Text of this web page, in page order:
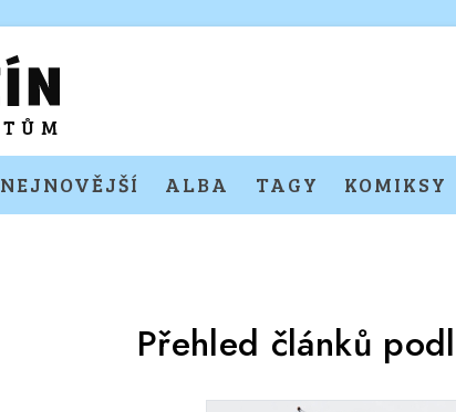
NEJNOVĚJŠÍ ALBA TAGY KOMIKSY
Přehled článků